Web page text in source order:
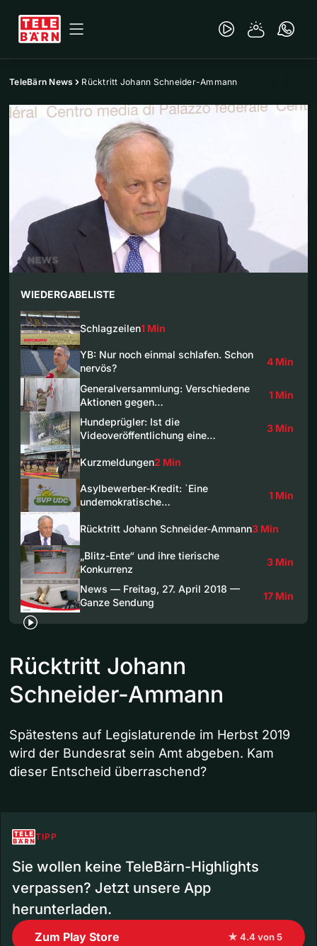
TeleBärn News Rücktritt Johann Schneider-Ammann
WIEDERGABELISTE
Schlagzeilen1 Min
YB: Nur noch einmal schlafen. Schon
nervös?
4 Min
Generalversammlung: Verschiedene
Aktionen gegen…
1 Min
Hundeprügler: Ist die
Videoveröffentlichung eine…
3 Min
Kurzmeldungen2 Min
Asylbewerber-Kredit: `Eine
undemokratische…
1 Min
Rücktritt Johann Schneider-Ammann3 Min
„Blitz-Ente“ und ihre tierische
Konkurrenz
3 Min
News — Freitag, 27. April 2018 —
Ganze Sendung
17 Min
Rücktritt Johann
Schneider-Ammann
Spätestens auf Legislaturende im Herbst 2019
wird der Bundesrat sein Amt abgeben. Kam
dieser Entscheid überraschend?
TIPP
Sie wollen keine TeleBärn-Highlights
verpassen? Jetzt unsere App
herunterladen.
Zum Play Store ★ 4.4 von 5